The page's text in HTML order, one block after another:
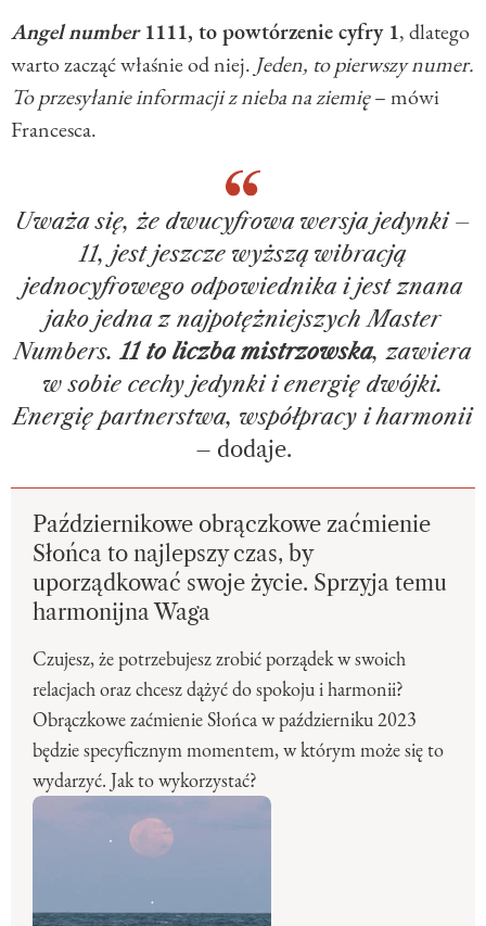
Angel number1111, to powtórzenie cyfry 1, dlatego
warto zacząć właśnie od niej. Jeden, to pierwszy numer.
To przesyłanie informacji z nieba na ziemię– mówi
Francesca.
Uważa się, że dwucyfrowa wersja jedynki –
11, jest jeszcze wyższą wibracją
jednocyfrowego odpowiednika i jest znana
jako jedna z najpotężniejszych Master
Numbers.11 to liczba mistrzowska, zawiera
w sobie cechy jedynki i energię dwójki.
Energię partnerstwa, współpracy i harmonii
– dodaje.
Październikowe obrączkowe zaćmienie
Słońca to najlepszy czas, by
uporządkować swoje życie. Sprzyja temu
harmonijna Waga
Czujesz, że potrzebujesz zrobić porządek w swoich
relacjach oraz chcesz dążyć do spokoju i harmonii?
Obrączkowe zaćmienie Słońca w październiku 2023
będzie specyficznym momentem, w którym może się to
wydarzyć. Jak to wykorzystać?